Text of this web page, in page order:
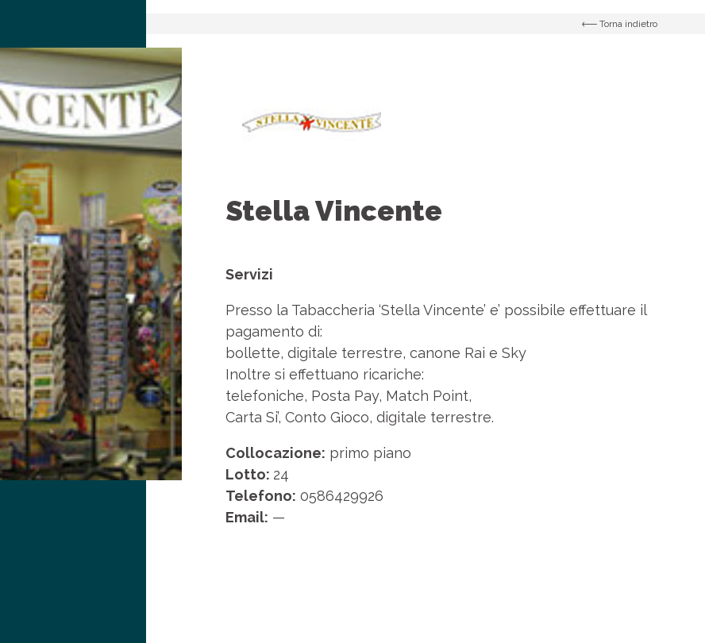
Torna indietro
Stella Vincente
Servizi
Presso la Tabaccheria ‘Stella Vincente’ e’ possibile effettuare il
pagamento di:
bollette, digitale terrestre, canone Rai e Sky
Inoltre si effettuano ricariche:
telefoniche, Posta Pay, Match Point,
Carta Si’, Conto Gioco, digitale terrestre.
Collocazione: primo piano
Lotto: 24
Telefono: 0586429926
Email: —